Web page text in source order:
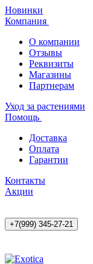
Новинки
Компания
О компании
Отзывы
Реквизиты
Магазины
Партнерам
Уход за растениями
Помощь
Доставка
Оплата
Гарантии
Контакты
Акции
+7(999) 345-27-21